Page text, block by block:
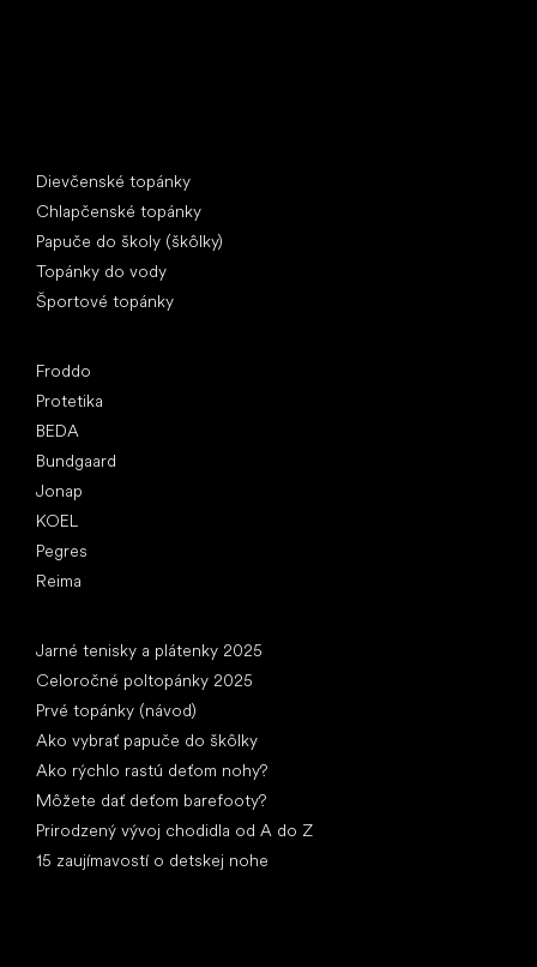
Dievčenské topánky
Chlapčenské topánky
Papuče do školy (škôlky)
Topánky do vody
Športové topánky
Froddo
Protetika
BEDA
Bundgaard
Jonap
KOEL
Pegres
Reima
Jarné tenisky a plátenky 2025
Celoročné poltopánky 2025
Prvé topánky (návod)
Ako vybrať papuče do škôlky
Ako rýchlo rastú deťom nohy?
Môžete dať deťom barefooty?
Prirodzený vývoj chodidla od A do Z
15 zaujímavostí o detskej nohe